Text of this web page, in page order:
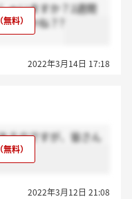
ゃいますか？2週間
ますかね？?
2022年3月14日 17:18
るのですが、皆さん
2022年3月12日 21:08